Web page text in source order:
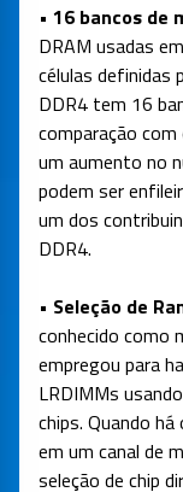
• 16 bancos de
DRAM usadas
células definidas
DDR4 tem 16
comparação
um aumento no
podem ser
um dos
DDR4.
• Seleção de
conhecido como
empregou para
LRDIMMs
chips. Quando
em um canal de
seleção de chip